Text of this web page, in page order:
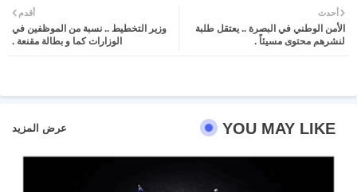
ter atsa
أحدث
الأمن الوطني في البصرة .. يعتقل طلبة
لنشرهم محتوى مسيئاً .
أقدم
وزير التخطيط .. نسبة من الموظفين في
الوزارات كما و بطالة مقنعة .
YOU MAY LIKE عرض المزيد